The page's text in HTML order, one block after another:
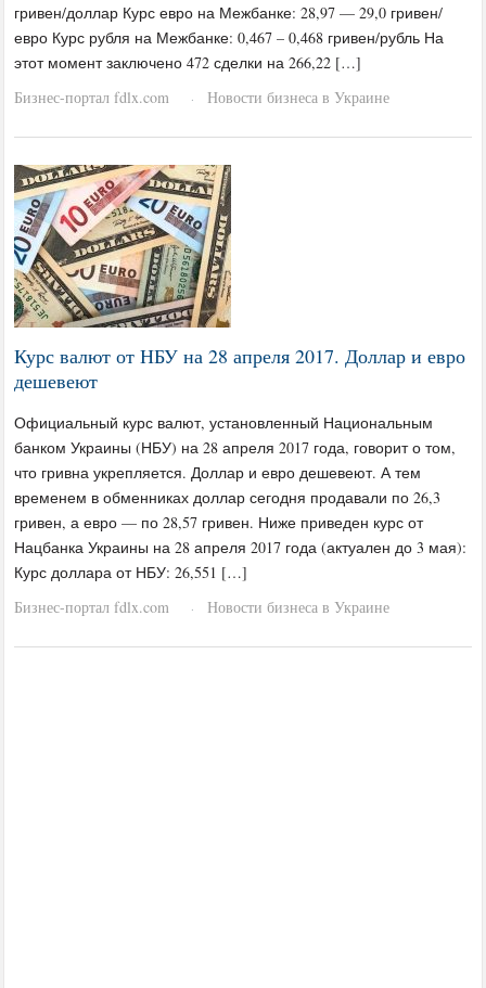
гривен/доллар Курс евро на Межбанке: 28,97 — 29,0 гривен/
евро Курс рубля на Межбанке: 0,467 – 0,468 гривен/рубль На
этот момент заключено 472 сделки на 266,22 […]
Бизнес-портал fdlx.com
· Новости бизнеса в Украине
Курс валют от НБУ на 28 апреля 2017. Доллар и евро
дешевеют
Официальный курс валют, установленный Национальным
банком Украины (НБУ) на 28 апреля 2017 года, говорит о том,
что гривна укрепляется. Доллар и евро дешевеют. А тем
временем в обменниках доллар сегодня продавали по 26,3
гривен, а евро — по 28,57 гривен. Ниже приведен курс от
Нацбанка Украины на 28 апреля 2017 года (актуален до 3 мая):
Курс доллара от НБУ: 26,551 […]
Бизнес-портал fdlx.com
· Новости бизнеса в Украине